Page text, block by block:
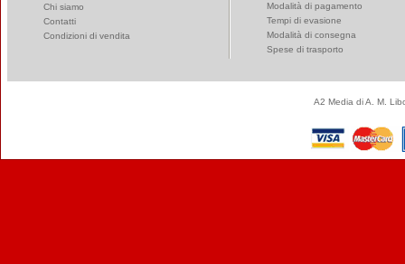
Chi siamo
Contatti
Condizioni di vendita
Modalità di pagamento
Tempi di evasione
Modalità di consegna
Spese di trasporto
A2 Media di A. M.